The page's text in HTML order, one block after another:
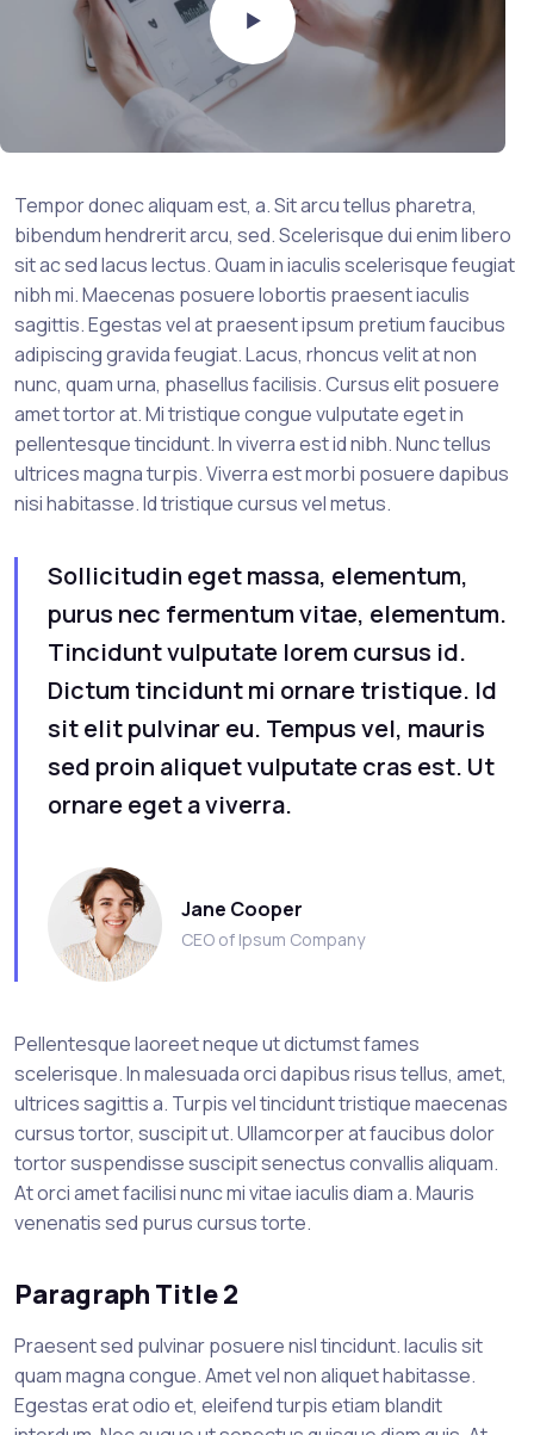
Tempor donec aliquam est, a. Sit arcu tellus pharetra,
bibendum hendrerit arcu, sed. Scelerisque dui enim libero
sit ac sed lacus lectus. Quam in iaculis scelerisque feugiat
nibh mi. Maecenas posuere lobortis praesent iaculis
sagittis. Egestas vel at praesent ipsum pretium faucibus
adipiscing gravida feugiat. Lacus, rhoncus velit at non
nunc, quam urna, phasellus facilisis. Cursus elit posuere
amet tortor at. Mi tristique congue vulputate eget in
pellentesque tincidunt. In viverra est id nibh. Nunc tellus
ultrices magna turpis. Viverra est morbi posuere dapibus
nisi habitasse. Id tristique cursus vel metus.
Sollicitudin eget massa, elementum,
purus nec fermentum vitae, elementum.
Tincidunt vulputate lorem cursus id.
Dictum tincidunt mi ornare tristique. Id
sit elit pulvinar eu. Tempus vel, mauris
sed proin aliquet vulputate cras est. Ut
ornare eget a viverra.
Jane Cooper
CEO of Ipsum Company
Pellentesque laoreet neque ut dictumst fames
scelerisque. In malesuada orci dapibus risus tellus, amet,
ultrices sagittis a. Turpis vel tincidunt tristique maecenas
cursus tortor, suscipit ut. Ullamcorper at faucibus dolor
tortor suspendisse suscipit senectus convallis aliquam.
At orci amet facilisi nunc mi vitae iaculis diam a. Mauris
venenatis sed purus cursus torte.
Paragraph Title 2
Praesent sed pulvinar posuere nisl tincidunt. Iaculis sit
quam magna congue. Amet vel non aliquet habitasse.
Egestas erat odio et, eleifend turpis etiam blandit